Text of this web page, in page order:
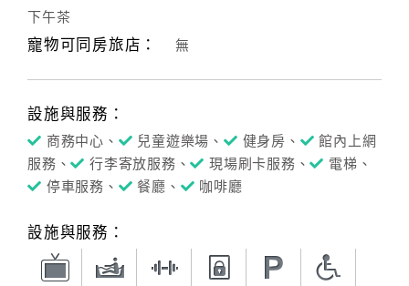
下午茶
寵物可同房旅店： 無
設施與服務：
商務中心、 兒童遊樂場、 健身房、
館內上網
服務、
行李寄放服務、 現場刷卡服務、
電梯、
停車服務、
餐廳、 咖啡廳
設施與服務：